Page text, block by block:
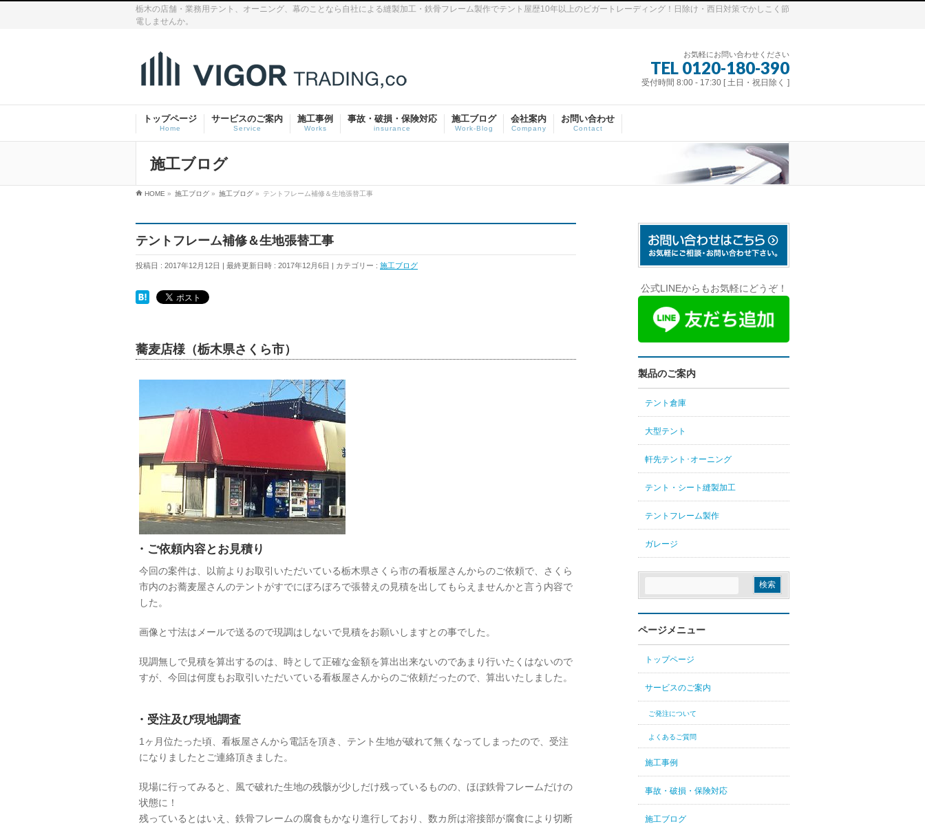
栃木の店舗・業務用テント、オーニング、幕のことなら自社による縫製加工・鉄骨フレーム製作でテント屋歴10年以上のビガートレーディング！日除け・西日対策でかしこく節
電しませんか。
お気軽にお問い合わせください
TEL 0120-180-390
受付時間 8:00 - 17:30 [ 土日・祝日除く ]
トップページ
Home
サービスのご案内
Service
施工事例
Works
事故・破損・保険対応
insurance
施工ブログ
Work-Blog
会社案内
Company
お問い合わせ
Contact
施工ブログ
HOME » 施工ブログ » 施工ブログ » テントフレーム補修＆生地張替工事
テントフレーム補修＆生地張替工事
投稿日 : 2017年12月12日 最終更新日時 : 2017年12月6日 カテゴリー : 施工ブログ
蕎麦店様（栃木県さくら市）
・ご依頼内容とお見積り
今回の案件は、以前よりお取引いただいている栃木県さくら市の看板屋さんからのご依頼で、さくら
市内のお蕎麦屋さんのテントがすでにぼろぼろで張替えの見積を出してもらえませんかと言う内容で
した。
画像と寸法はメールで送るので現調はしないで見積をお願いしますとの事でした。
現調無しで見積を算出するのは、時として正確な金額を算出出来ないのであまり行いたくはないので
すが、今回は何度もお取引いただいている看板屋さんからのご依頼だったので、算出いたしました。
・受注及び現地調査
1ヶ月位たった頃、看板屋さんから電話を頂き、テント生地が破れて無くなってしまったので、受注
になりましたとご連絡頂きました。
現場に行ってみると、風で破れた生地の残骸が少しだけ残っているものの、ほぼ鉄骨フレームだけの
状態に！
残っているとはいえ、鉄骨フレームの腐食もかなり進行しており、数カ所は溶接部が腐食により切断
公式LINEからもお気軽にどうぞ！
製品のご案内
テント倉庫
大型テント
軒先テント･オーニング
テント・シート縫製加工
テントフレーム製作
ガレージ
ページメニュー
トップページ
サービスのご案内
ご発注について
よくあるご質問
施工事例
事故・破損・保険対応
施工ブログ